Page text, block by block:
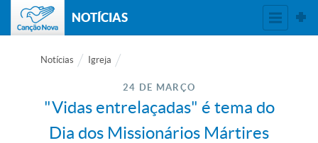
NOTÍCIAS
Notícias Igreja
24 DE MARÇO
"Vidas entrelaçadas" é tema do
Dia dos Missionários Mártires